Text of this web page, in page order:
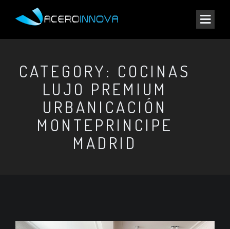
CATEGORY: COCINAS
LUJO PREMIUM
URBANICACIÓN
MONTEPRINCIPE
MADRID